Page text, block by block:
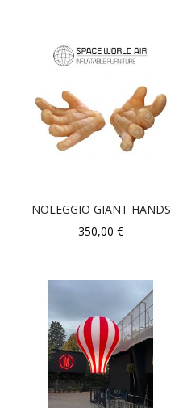
NOLEGGIO GIANT HANDS
350,00 €